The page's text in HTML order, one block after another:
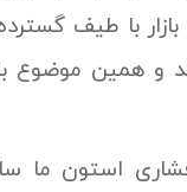
با طیف
و همین موضوع
استون ما